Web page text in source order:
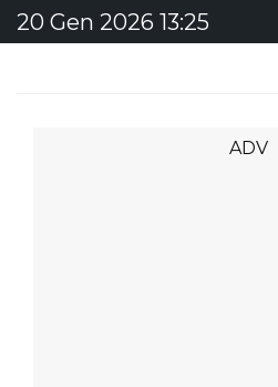
20 Gen 2026 13:25